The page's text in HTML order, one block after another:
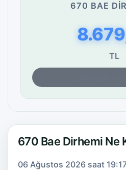
670 BAE
TL
670 Bae Dirhemi Ne
06 Ağustos 2026 saat